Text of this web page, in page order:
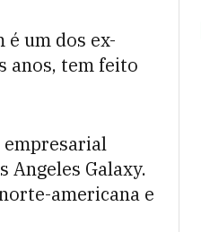
é um dos ex-
anos, tem feito
empresarial
Angeles Galaxy.
americana e